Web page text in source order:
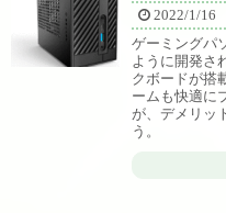
2022/1/16
ゲーミングパ
ように開発さ
クボードが搭
ームも快適に
が、デメリッ
う。